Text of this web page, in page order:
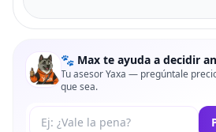
🐾 Max te ayuda a decidir
Tu asesor Yaxa — pregúntale
que sea.
Tu pregunta a Max